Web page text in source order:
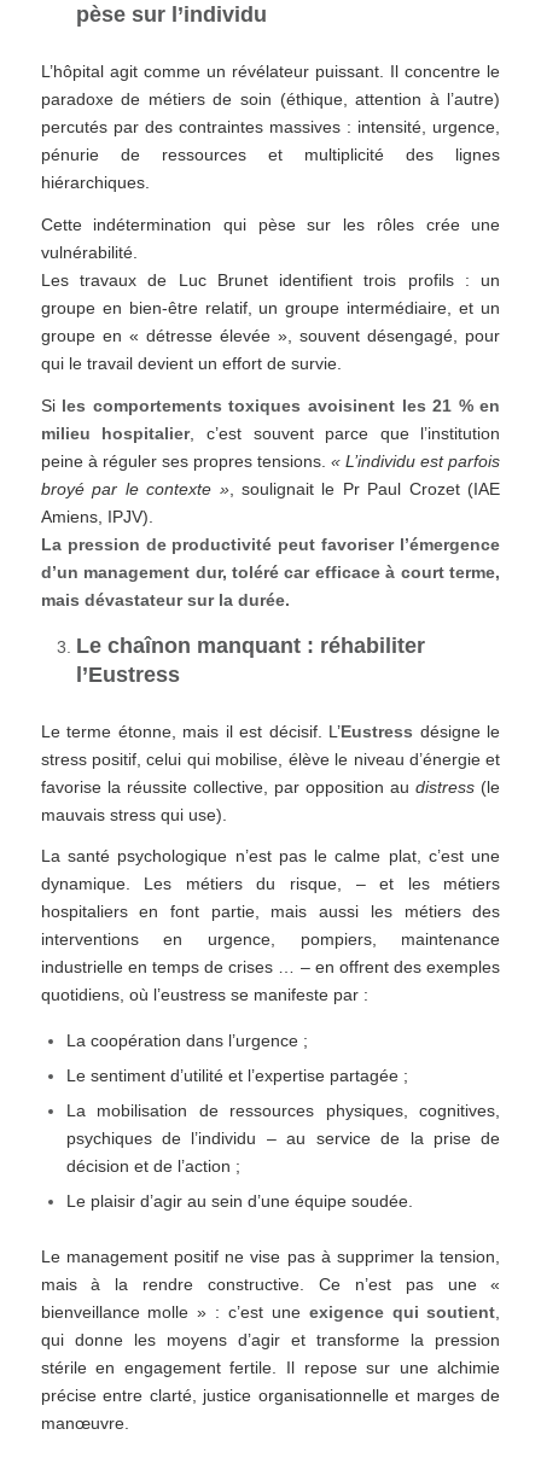
pèse sur l’individu
L’hôpital agit comme un révélateur puissant. Il concentre le
paradoxe de métiers de soin (éthique, attention à l’autre)
percutés par des contraintes massives : intensité, urgence,
pénurie de ressources et multiplicité des lignes
hiérarchiques.
Cette indétermination qui pèse sur les rôles crée une
vulnérabilité.
Les travaux de Luc Brunet identifient trois profils : un
groupe en bien-être relatif, un groupe intermédiaire, et un
groupe en « détresse élevée », souvent désengagé, pour
qui le travail devient un effort de survie.
Si les comportements toxiques avoisinent les 21 % en
milieu hospitalier, c’est souvent parce que l’institution
peine à réguler ses propres tensions.« L’individu est parfois
broyé par le contexte », soulignait le Pr Paul Crozet (IAE
Amiens, IPJV).
La pression de productivité peut favoriser l’émergence
d’un management dur, toléré car efficace à court terme,
mais dévastateur sur la durée.
Le chaînon manquant : réhabiliter
l’Eustress
Le terme étonne, mais il est décisif. L’Eustress désigne le
stress positif, celui qui mobilise, élève le niveau d’énergie et
favorise la réussite collective, par opposition audistress (le
mauvais stress qui use).
La santé psychologique n’est pas le calme plat, c’est une
dynamique. Les métiers du risque, – et les métiers
hospitaliers en font partie, mais aussi les métiers des
interventions en urgence, pompiers, maintenance
industrielle en temps de crises … – en offrent des exemples
quotidiens, où l’eustress se manifeste par :
La coopération dans l’urgence ;
Le sentiment d’utilité et l’expertise partagée ;
La mobilisation de ressources physiques, cognitives,
psychiques de l’individu – au service de la prise de
décision et de l’action ;
Le plaisir d’agir au sein d’une équipe soudée.
Le management positif ne vise pas à supprimer la tension,
mais à la rendre constructive. Ce n’est pas une «
bienveillance molle » : c’est une exigence qui soutient,
qui donne les moyens d’agir et transforme la pression
stérile en engagement fertile. Il repose sur une alchimie
précise entre clarté, justice organisationnelle et marges de
manœuvre.